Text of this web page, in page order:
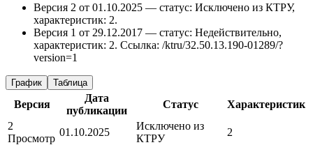
Версия 2 от 01.10.2025 — статус: Исключено из КТРУ,
характеристик: 2.
Версия 1 от 29.12.2017 — статус: Недействительно,
характеристик: 2. Ссылка: /ktru/32.50.13.190-01289/?
version=1
График Таблица
Версия
Дата
публикации
Статус
Характеристик
2
Просмотр
01.10.2025
Исключено из
КТРУ
2